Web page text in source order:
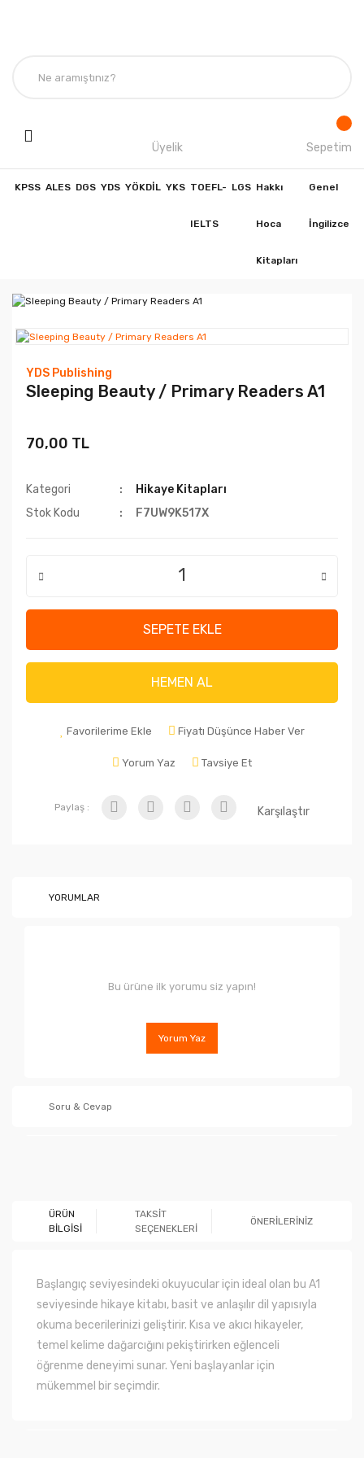
Üyelik Sepetim
KPSS ALES DGS YDS YÖKDİL YKS TOEFL-
IELTS
LGS Hakkı
Hoca
Kitapları
Genel
İngilizce
YDS Publishing
Sleeping Beauty / Primary Readers A1
70,00 TL
Kategori
Hikaye Kitapları
Stok Kodu
F7UW9K517X
SEPETE EKLE
HEMEN AL
Favorilerime Ekle Fiyatı Düşünce Haber Ver
Yorum Yaz Tavsiye Et
Paylaş : Karşılaştır
YORUMLAR
Bu ürüne ilk yorumu siz yapın!
Yorum Yaz
Soru & Cevap
ÜRÜN
BİLGİSİ
TAKSİT
SEÇENEKLERİ
ÖNERİLERİNİZ
Başlangıç seviyesindeki okuyucular için ideal olan bu A1
seviyesinde hikaye kitabı, basit ve anlaşılır dil yapısıyla
okuma becerilerinizi geliştirir. Kısa ve akıcı hikayeler,
temel kelime dağarcığını pekiştirirken eğlenceli
öğrenme deneyimi sunar. Yeni başlayanlar için
mükemmel bir seçimdir.